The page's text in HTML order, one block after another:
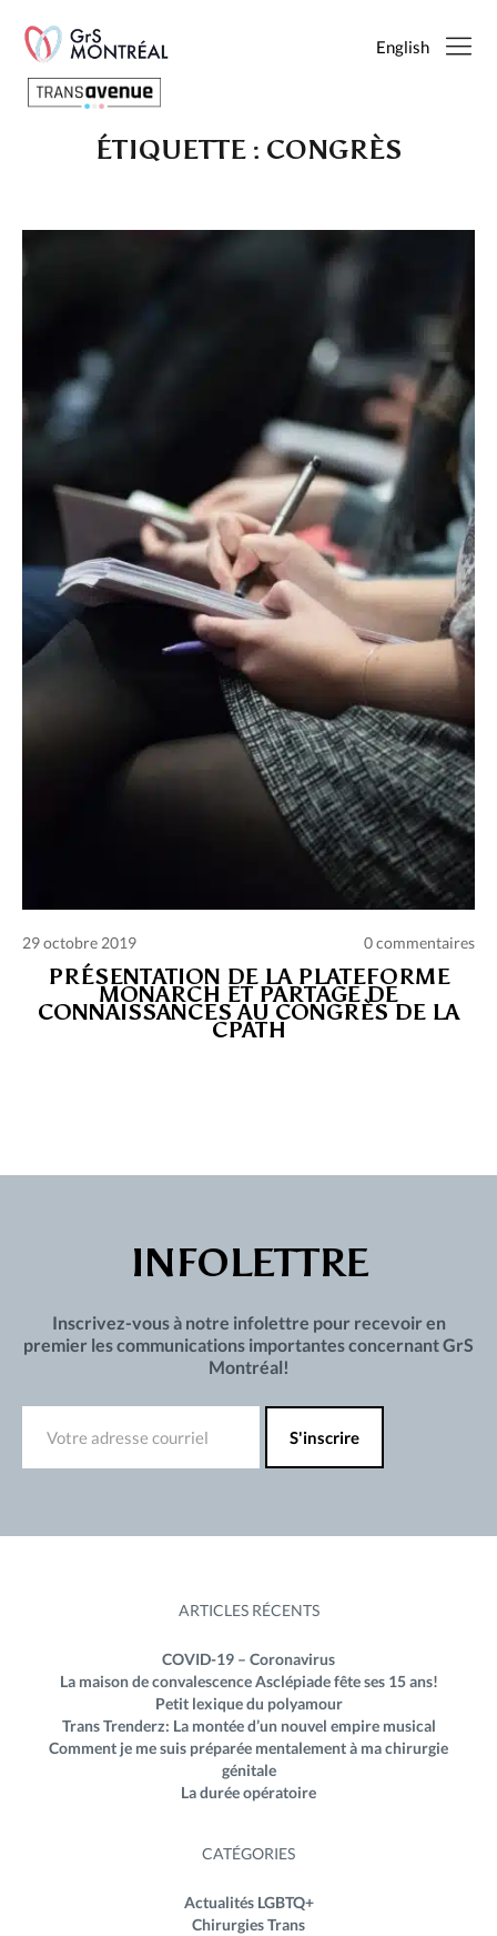
English
Français
English
PAGES
Charte des commentaires et publications
Conditions d’utilisation
Nous contacter
Politique de confidentialité
ÉTIQUETTE : CONGRÈS
29 octobre 2019 0 commentaires
PRÉSENTATION DE LA PLATEFORME
MONARCH ET PARTAGE DE
CONNAISSANCES AU CONGRÈS DE LA
CPATH
INFOLETTRE
Inscrivez-vous à notre infolettre pour recevoir en
premier les communications importantes concernant GrS
Montréal!
ARTICLES RÉCENTS
COVID-19 – Coronavirus
La maison de convalescence Asclépiade fête ses 15 ans!
Petit lexique du polyamour
Trans Trenderz: La montée d’un nouvel empire musical
Comment je me suis préparée mentalement à ma chirurgie
génitale
La durée opératoire
CATÉGORIES
Actualités LGBTQ+
Chirurgies Trans